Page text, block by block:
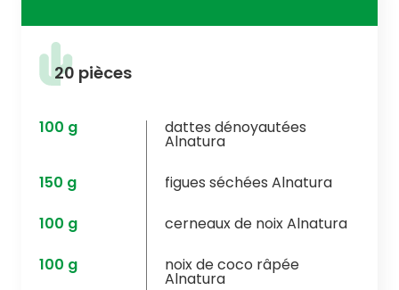
20 pièces
100 g dattes dénoyautées
Alnatura
150 g
figues séchées Alnatura
100 g
cerneaux de noix Alnatura
100 g noix de coco râpée
Alnatura